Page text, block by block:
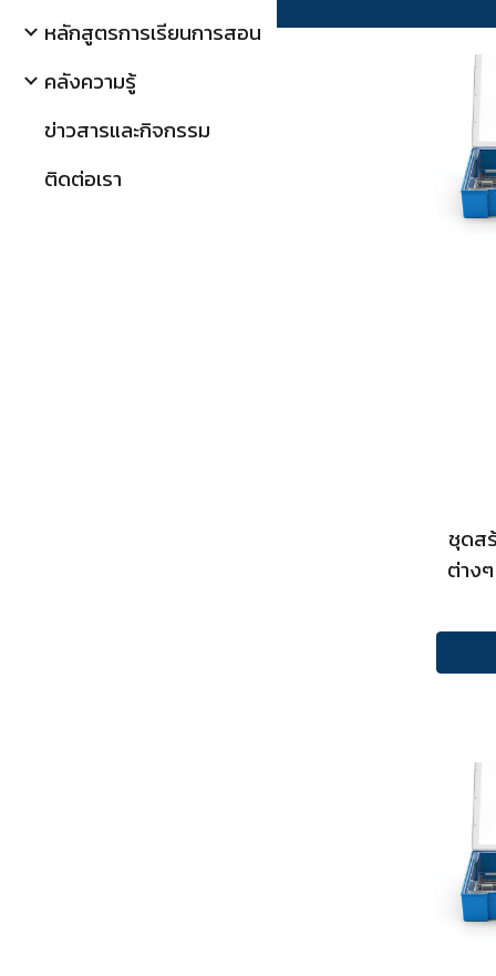
หลักสูตรการเรียนการสอน
คลังความรู้
ข่าวสารและกิจกรรม
ติดต่อเรา
ชุดส
ต่าง